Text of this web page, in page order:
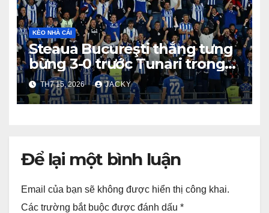
KÈO NHÀ CÁI
Steaua Bucureşti thắng tưng
bừng 3-0 trước Tunari trong
trận giao hữu CLB
TH7 15, 2026 JACKY
Để lại một bình luận
Email của bạn sẽ không được hiển thị công khai.
Các trường bắt buộc được đánh dấu *